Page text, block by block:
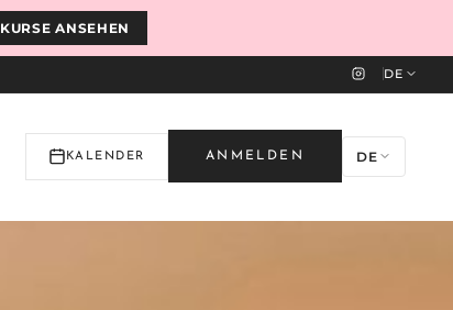
DE
KALENDER ANMELDEN DE
KURSE ANSEHEN